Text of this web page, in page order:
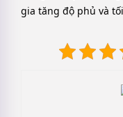
gia tăng độ phủ và